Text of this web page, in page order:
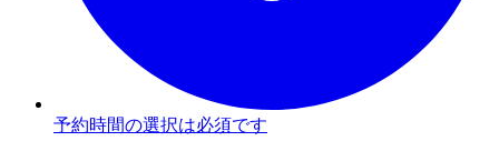
予約時間の選択は必須です